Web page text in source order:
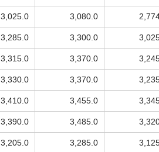
3,025.0 3,080.0
3,285.0 3,300.0
3,315.0 3,370.0
3,330.0 3,370.0
3,410.0 3,455.0
3,390.0 3,485.0
3,205.0 3,285.0